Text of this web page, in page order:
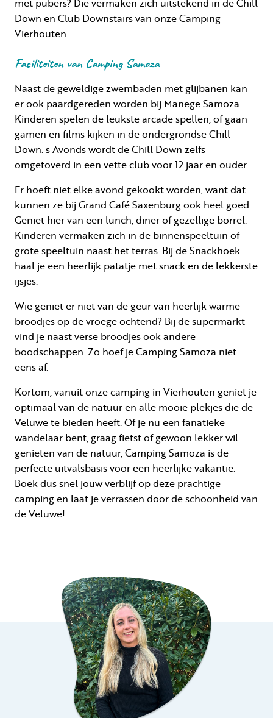
Down en Club Downstairs van onze Camping
Vierhouten.
Faciliteiten van Camping Samoza
Naast de geweldige zwembaden met glijbanen kan
er ook paardgereden worden bij Manege Samoza.
Kinderen spelen de leukste arcade spellen, of gaan
gamen en films kijken in de ondergrondse Chill
Down. s Avonds wordt de Chill Down zelfs
omgetoverd in een vette club voor 12 jaar en ouder.
Er hoeft niet elke avond gekookt worden, want dat
kunnen ze bij Grand Café Saxenburg ook heel goed.
Geniet hier van een lunch, diner of gezellige borrel.
Kinderen vermaken zich in de binnenspeeltuin of
grote speeltuin naast het terras. Bij de Snackhoek
haal je een heerlijk patatje met snack en de lekkerste
ijsjes.
Wie geniet er niet van de geur van heerlijk warme
broodjes op de vroege ochtend? Bij de supermarkt
vind je naast verse broodjes ook andere
boodschappen. Zo hoef je Camping Samoza niet
eens af.
Kortom, vanuit onze camping in Vierhouten geniet je
optimaal van de natuur en alle mooie plekjes die de
Veluwe te bieden heeft. Of je nu een fanatieke
wandelaar bent, graag fietst of gewoon lekker wil
genieten van de natuur, Camping Samoza is de
perfecte uitvalsbasis voor een heerlijke vakantie.
Boek dus snel jouw verblijf op deze prachtige
camping en laat je verrassen door de schoonheid van
de Veluwe!